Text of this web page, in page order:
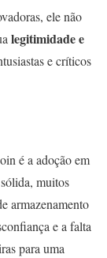
ele não
legitimidade e
e críticos
é a adoção em
muitos
armazenamento
e a falta
para uma